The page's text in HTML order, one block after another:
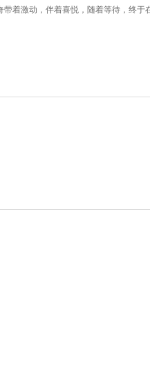
着激动，伴着喜悦，随着等待，终于